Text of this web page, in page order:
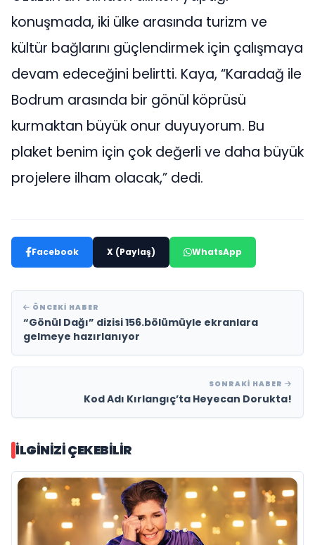
konuşmada, iki ülke arasında turizm ve
kültür bağlarını güçlendirmek için çalışmaya
devam edeceğini belirtti. Kaya, “Karadağ ile
Bodrum arasında bir gönül köprüsü
kurmaktan büyük onur duyuyorum. Bu
plaket benim için çok değerli ve daha büyük
projelere ilham olacak,” dedi.
Facebook X (Paylaş) WhatsApp
ÖNCEKI HABER
“Gönül Dağı” dizisi 156.bölümüyle ekranlara
gelmeye hazırlanıyor
SONRAKI HABER
Kod Adı Kırlangıç’ta Heyecan Dorukta!
İLGINIZI ÇEKEBILIR